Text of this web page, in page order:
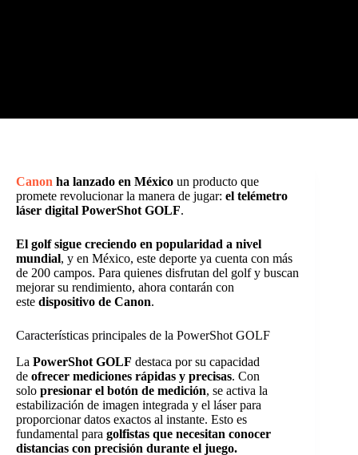
Canon ha lanzado en México un producto que
promete revolucionar la manera de jugar: el telémetro
láser digital PowerShot GOLF.
El golf sigue creciendo en popularidad a nivel
mundial, y en México, este deporte ya cuenta con más
de 200 campos. Para quienes disfrutan del golf y buscan
mejorar su rendimiento, ahora contarán con
este dispositivo de Canon.
Características principales de la PowerShot GOLF
La PowerShot GOLF destaca por su capacidad
de ofrecer mediciones rápidas y precisas. Con
solo presionar el botón de medición, se activa la
estabilización de imagen integrada y el láser para
proporcionar datos exactos al instante. Esto es
fundamental para golfistas que necesitan conocer
distancias con precisión durante el juego.